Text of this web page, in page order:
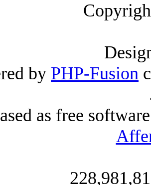
by PHP-Fusion
as free